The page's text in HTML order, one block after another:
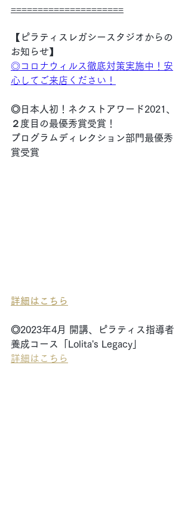
=====================
【ピラティスレガシースタジオからの
お知らせ】
◎コロナウィルス徹底対策実施中！安
心してご来店ください！
◎日本人初！ネクストアワード2021、
２度目の最優秀賞受賞！
プログラムディレクション部門最優秀
賞受賞
詳細はこちら
◎2023年4月 開講、ピラティス指導者
養成コース「Lolita's Legacy」
詳細はこちら